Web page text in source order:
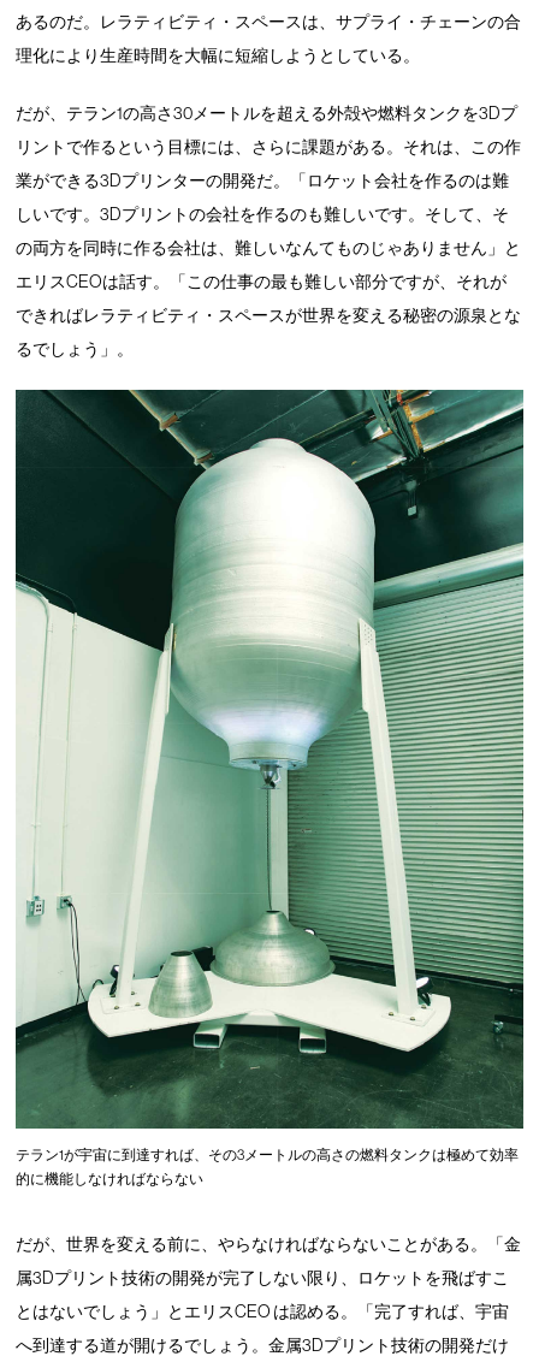
あるのだ。レラティビティ・スペースは、サプライ・チェーンの合
理化により生産時間を大幅に短縮しようとしている。
だが、テラン1の高さ30メートルを超える外殻や燃料タンクを3Dプ
リントで作るという目標には、さらに課題がある。それは、この作
業ができる3Dプリンターの開発だ。「ロケット会社を作るのは難
しいです。3Dプリントの会社を作るのも難しいです。そして、そ
の両方を同時に作る会社は、難しいなんてものじゃありません」と
エリスCEOは話す。「この仕事の最も難しい部分ですが、それが
できればレラティビティ・スペースが世界を変える秘密の源泉とな
るでしょう」。
テラン1が宇宙に到達すれば、その3メートルの高さの燃料タンクは極めて効率
的に機能しなければならない
だが、世界を変える前に、やらなければならないことがある。「金
属3Dプリント技術の開発が完了しない限り、ロケットを飛ばすこ
とはないでしょう」とエリスCEO は認める。「完了すれば、宇宙
へ到達する道が開けるでしょう。金属3Dプリント技術の開発だけ